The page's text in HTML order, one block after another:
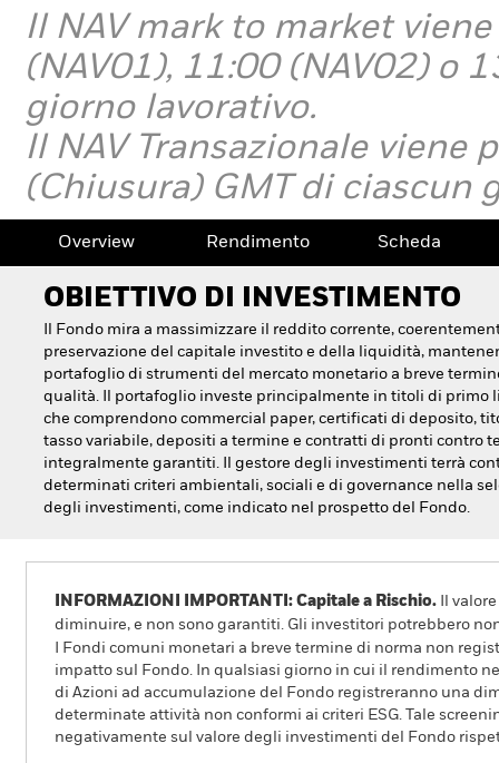
Il NAV mark to market
(NAV01), 11:00 (NAV02) o
giorno lavorativo.
Il NAV Transazionale viene
(Chiusura) GMT di ciascun
Overview Rendimento Scheda
OBIETTIVO DI INVESTIMENTO
Il Fondo mira a massimizzare il reddito corrente,
preservazione del capitale investito e della liquidità,
portafoglio di strumenti del mercato monetario a breve
qualità. Il portafoglio investe principalmente in titoli di primo
che comprendono commercial paper, certificati di deposito,
tasso variabile, depositi a termine e contratti di pronti contro
integralmente garantiti. Il gestore degli investimenti terrà
determinati criteri ambientali, sociali e di governance nella
degli investimenti, come indicato nel prospetto del Fondo.
INFORMAZIONI IMPORTANTI: Capitale a Rischio. Il
diminuire, e non sono garantiti. Gli investitori potrebbero
I Fondi comuni monetari a breve termine di norma non
impatto sul Fondo. In qualsiasi giorno in cui il rendimento
di Azioni ad accumulazione del Fondo registreranno una
determinate attività non conformi ai criteri ESG. Tale
negativamente sul valore degli investimenti del Fondo